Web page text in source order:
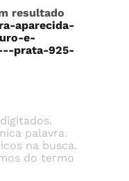
resultado
aparecida-
e-
prata-925-
palavra.
na busca.
do termo